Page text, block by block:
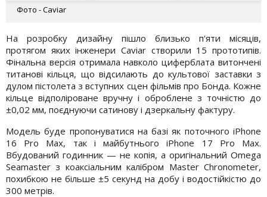
Фото - Caviar
На розробку дизайну пішло близько п'яти місяців,
протягом яких інженери Caviar створили 15 прототипів.
Фінальна версія отримала навколо циферблата витончені
титанові кільця, що відсилають до культової заставки з
дулом пістолета з вступних сцен фільмів про Бонда. Кожне
кільце відполіроване вручну і оброблене з точністю до
±0,02 мм, поєднуючи сатинову і дзеркальну фактуру.
Модель буде пропонуватися на базі як поточного iPhone
16 Pro Max, так і майбутнього iPhone 17 Pro Max.
Вбудований годинник — не копія, а оригінальний Omega
Seamaster з коаксіальним калібром Master Chronometer,
похибкою не більше ±5 секунд на добу і водостійкістю до
300 метрів.